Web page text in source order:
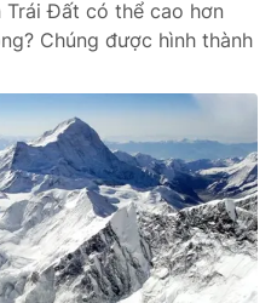
Trái Đất có thể cao hơn
Chúng được hình thành